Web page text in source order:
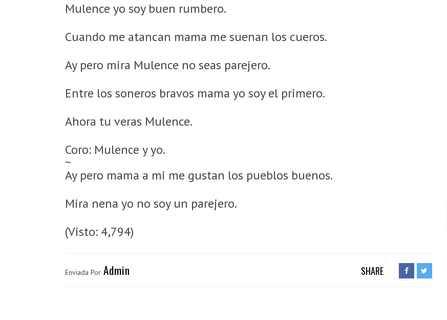
Mulence yo soy buen rumbero.
Cuando me atancan mama me suenan los cueros.
Ay pero mira Mulence no seas parejero.
Entre los soneros bravos mama yo soy el primero.
Ahora tu veras Mulence.
Coro: Mulence y yo.
~
Ay pero mama a mi me gustan los pueblos buenos.
Mira nena yo no soy un parejero.
(Visto: 4,794)
Enviada Por Admin SHARE